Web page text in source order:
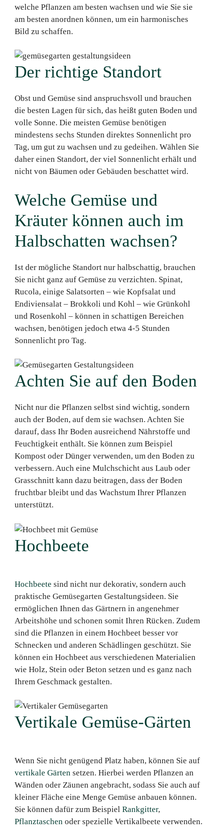
welche Pflanzen am besten wachsen und wie Sie sie
am besten anordnen können, um ein harmonisches
Bild zu schaffen.
Der richtige Standort
Obst und Gemüse sind anspruchsvoll und brauchen
die besten Lagen für sich, das heißt guten Boden und
volle Sonne. Die meisten Gemüse benötigen
mindestens sechs Stunden direktes Sonnenlicht pro
Tag, um gut zu wachsen und zu gedeihen. Wählen Sie
daher einen Standort, der viel Sonnenlicht erhält und
nicht von Bäumen oder Gebäuden beschattet wird.
Welche Gemüse und
Kräuter können auch im
Halbschatten wachsen?
Ist der mögliche Standort nur halbschattig, brauchen
Sie nicht ganz auf Gemüse zu verzichten. Spinat,
Rucola, einige Salatsorten – wie Kopfsalat und
Endiviensalat – Brokkoli und Kohl – wie Grünkohl
und Rosenkohl – können in schattigen Bereichen
wachsen, benötigen jedoch etwa 4-5 Stunden
Sonnenlicht pro Tag.
Achten Sie auf den Boden
Nicht nur die Pflanzen selbst sind wichtig, sondern
auch der Boden, auf dem sie wachsen. Achten Sie
darauf, dass Ihr Boden ausreichend Nährstoffe und
Feuchtigkeit enthält. Sie können zum Beispiel
Kompost oder Dünger verwenden, um den Boden zu
verbessern. Auch eine Mulchschicht aus Laub oder
Grasschnitt kann dazu beitragen, dass der Boden
fruchtbar bleibt und das Wachstum Ihrer Pflanzen
unterstützt.
Hochbeete
Hochbeete sind nicht nur dekorativ, sondern auch
praktische Gemüsegarten Gestaltungsideen. Sie
ermöglichen Ihnen das Gärtnern in angenehmer
Arbeitshöhe und schonen somit Ihren Rücken. Zudem
sind die Pflanzen in einem Hochbeet besser vor
Schnecken und anderen Schädlingen geschützt. Sie
können ein Hochbeet aus verschiedenen Materialien
wie Holz, Stein oder Beton setzen und es ganz nach
Ihrem Geschmack gestalten.
Vertikale Gemüse-Gärten
Wenn Sie nicht genügend Platz haben, können Sie auf
vertikale Gärten setzen. Hierbei werden Pflanzen an
Wänden oder Zäunen angebracht, sodass Sie auch auf
kleiner Fläche eine Menge Gemüse anbauen können.
Sie können dafür zum Beispiel Rankgitter,
Pflanztaschen oder spezielle Vertikalbeete verwenden.